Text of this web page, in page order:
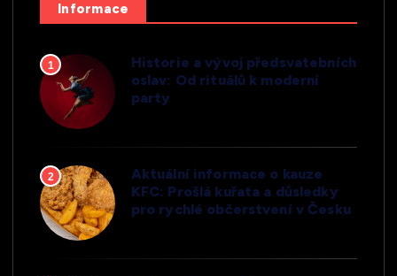
Informace
1
Historie a vývoj předsvatebních
oslav: Od rituálů k moderní
party
2
Aktuální informace o kauze
KFC: Prošlá kuřata a důsledky
pro rychlé občerstvení v Česku